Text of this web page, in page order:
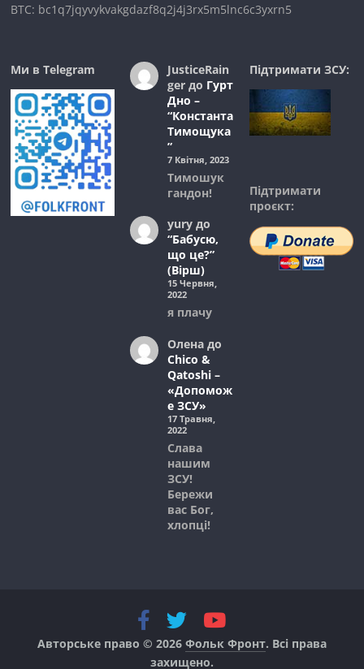
BTC: bc1q7jqyvykvakgdazf8q2j4j3rx5m5lnc6c3yxrn5
Ми в Telegram
JusticeRain
gerдо Гурт
Дно –
“Константа
Тимощука
”
7 Квітня, 2023
Тимошук
гандон!
yuryдо
“Бабусю,
що це?”
(Вірш)
15 Червня,
2022
я плачу
Оленадо
Chico &
Qatoshi –
«Допомож
е ЗСУ»
17 Травня,
2022
Слава
нашим
ЗСУ!
Бережи
вас Бог,
хлопці!
Підтримати ЗСУ:
Підтримати
проєкт:
Авторське право © 2026 Фольк Фронт. Всі права
захищено.